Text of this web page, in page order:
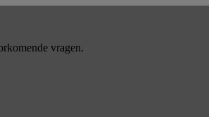
vragen.